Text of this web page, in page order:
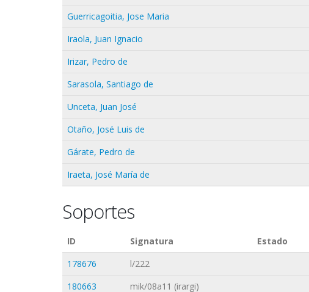
Guerricagoitia, Jose Maria
Iraola, Juan Ignacio
Irizar, Pedro de
Sarasola, Santiago de
Unceta, Juan José
Otaño, José Luis de
Gárate, Pedro de
Iraeta, José María de
Soportes
ID Signatura Estado
178676
l/222
180663
mik/08a11 (irargi)